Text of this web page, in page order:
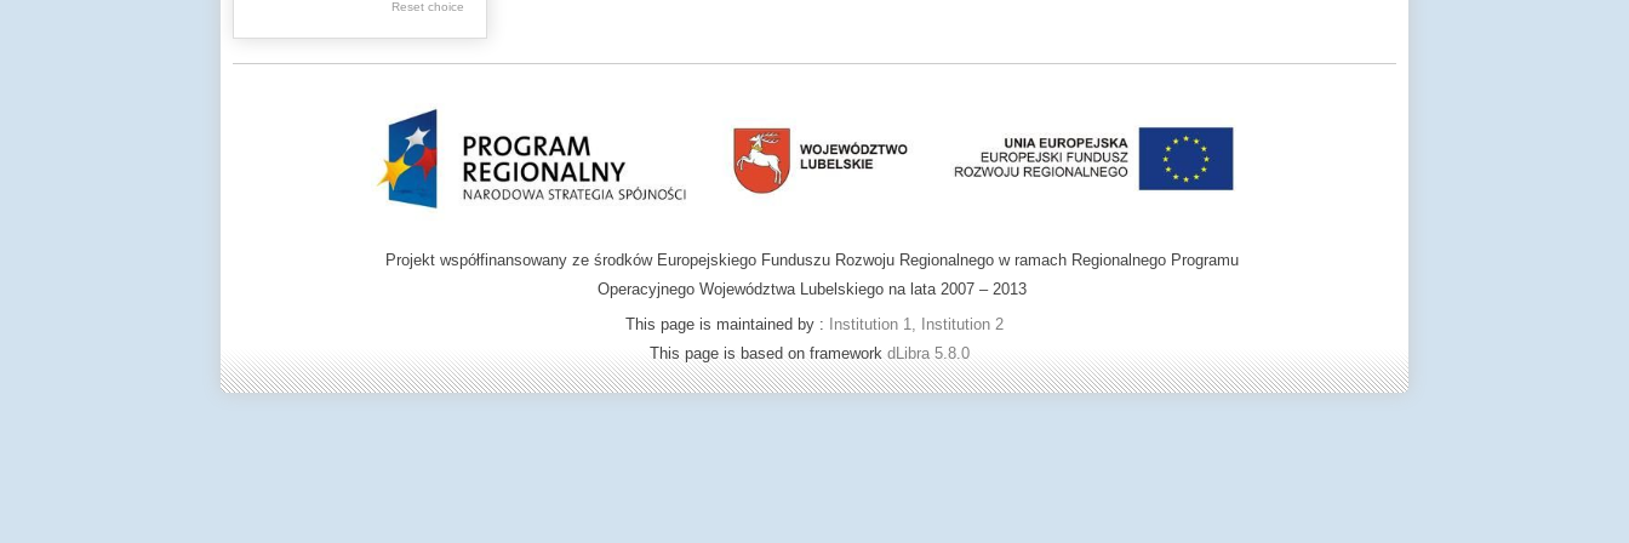
Reset choice
Projekt współfinansowany ze środków Europejskiego Funduszu Rozwoju Regionalnego w ramach Regionalnego Programu
Operacyjnego Województwa Lubelskiego na lata 2007 – 2013
This page is maintained by : Institution 1, Institution 2
This page is based on framework dLibra 5.8.0